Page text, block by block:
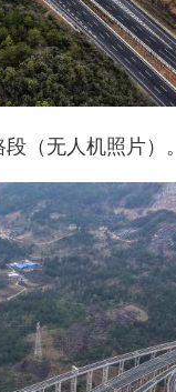
（无人机照片）